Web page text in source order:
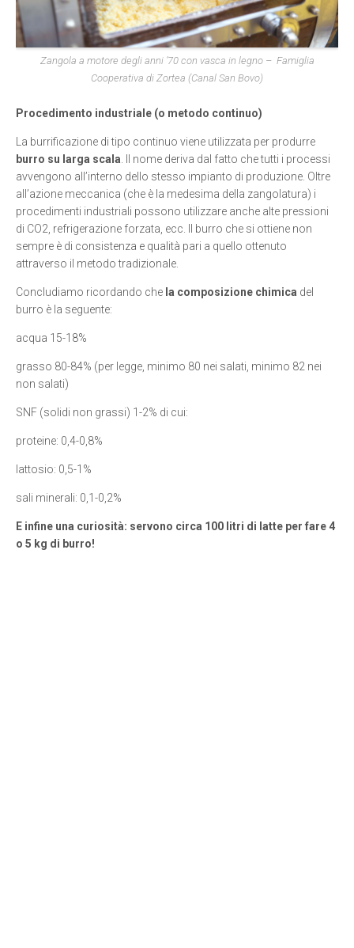
Zangola a motore degli anni ’70 con vasca in legno – Famiglia
Cooperativa di Zortea (Canal San Bovo)
Procedimento industriale (o metodo continuo)
La burrificazione di tipo continuo viene utilizzata per produrre
burro su larga scala. Il nome deriva dal fatto che tutti i processi
avvengono all’interno dello stesso impianto di produzione. Oltre
all’azione meccanica (che è la medesima della zangolatura) i
procedimenti industriali possono utilizzare anche alte pressioni
di CO2, refrigerazione forzata, ecc. Il burro che si ottiene non
sempre è di consistenza e qualità pari a quello ottenuto
attraverso il metodo tradizionale.
Concludiamo ricordando che la composizione chimica del
burro è la seguente:
acqua 15-18%
grasso 80-84% (per legge, minimo 80 nei salati, minimo 82 nei
non salati)
SNF (solidi non grassi) 1-2% di cui:
proteine: 0,4-0,8%
lattosio: 0,5-1%
sali minerali: 0,1-0,2%
E infine una curiosità: servono circa 100 litri di latte per fare 4
o 5 kg di burro!